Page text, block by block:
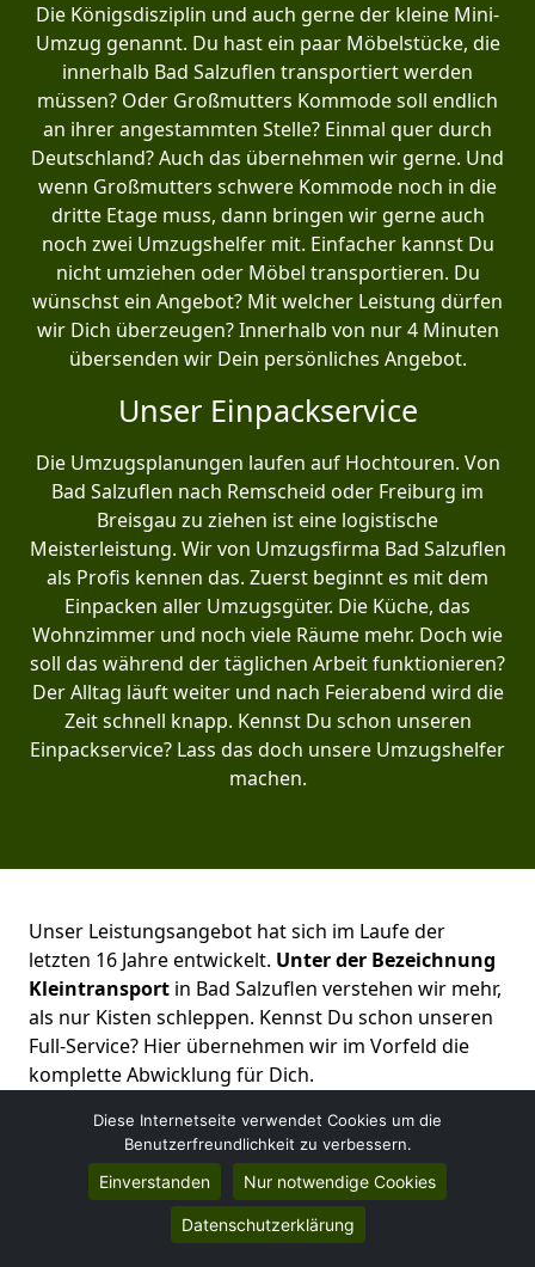
Die Königsdisziplin und auch gerne der kleine Mini-
Umzug genannt. Du hast ein paar Möbelstücke, die
innerhalb Bad Salzuflen transportiert werden
müssen? Oder Großmutters Kommode soll endlich
an ihrer angestammten Stelle? Einmal quer durch
Deutschland? Auch das übernehmen wir gerne. Und
wenn Großmutters schwere Kommode noch in die
dritte Etage muss, dann bringen wir gerne auch
noch zwei Umzugshelfer mit. Einfacher kannst Du
nicht umziehen oder Möbel transportieren. Du
wünschst ein Angebot? Mit welcher Leistung dürfen
wir Dich überzeugen? Innerhalb von nur 4 Minuten
übersenden wir Dein persönliches Angebot.
Unser Einpackservice
Die Umzugsplanungen laufen auf Hochtouren. Von
Bad Salzuflen nach Remscheid oder Freiburg im
Breisgau zu ziehen ist eine logistische
Meisterleistung. Wir von Umzugsfirma Bad Salzuflen
als Profis kennen das. Zuerst beginnt es mit dem
Einpacken aller Umzugsgüter. Die Küche, das
Wohnzimmer und noch viele Räume mehr. Doch wie
soll das während der täglichen Arbeit funktionieren?
Der Alltag läuft weiter und nach Feierabend wird die
Zeit schnell knapp. Kennst Du schon unseren
Einpackservice? Lass das doch unsere Umzugshelfer
machen.
Unser Leistungsangebot hat sich im Laufe der
letzten 16 Jahre entwickelt. Unter der Bezeichnung
Kleintransport in Bad Salzuflen verstehen wir mehr,
als nur Kisten schleppen. Kennst Du schon unseren
Full-Service? Hier übernehmen wir im Vorfeld die
komplette Abwicklung für Dich.
Kostenloses Angebot erhalten
Diese Internetseite verwendet Cookies um die
Benutzerfreundlichkeit zu verbessern.
Einverstanden Nur notwendige Cookies
Datenschutzerklärung